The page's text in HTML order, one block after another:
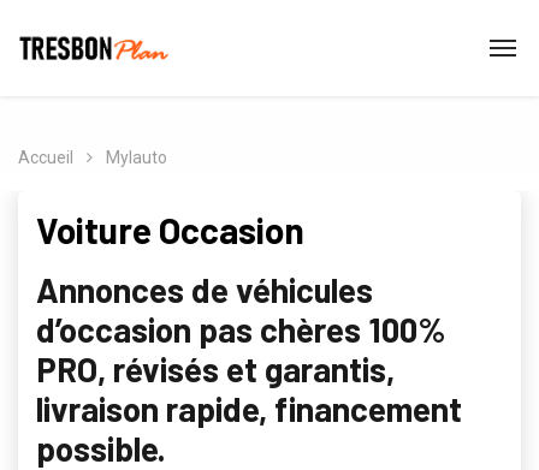
Accueil Mylauto
Voiture Occasion
Annonces de véhicules
d’occasion pas chères 100%
PRO, révisés et garantis,
livraison rapide, financement
possible.